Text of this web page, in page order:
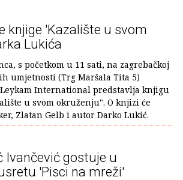
knjige 'Kazalište u svom
Lukića
s početkom u 11 sati, na zagrebačkoj
umjetnosti (Trg Maršala Tita 5)
International predstavlja knjigu
u svom okruženju". O knjizi će
Zlatan Gelb i autor Darko Lukić.
Ivančević gostuje u
'Pisci na mreži'